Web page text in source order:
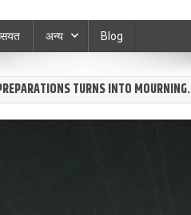
अन्य Blog
TURNS INTO MOURNING.